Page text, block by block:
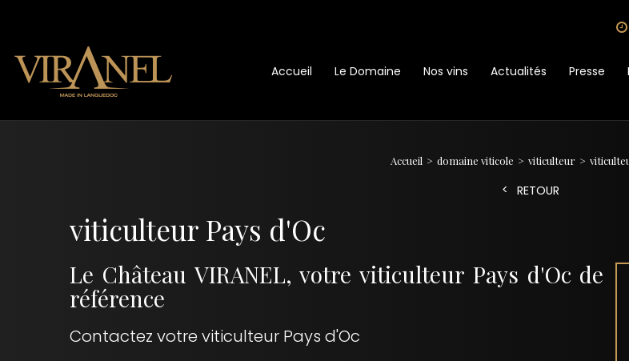
Accueil Le Domaine Nos vins Actualités Presse
Accueil domaine viticole viticulteur
RETOUR
viticulteur Pays d'Oc
Le Château VIRANEL, votre viticulteur Pays d'Oc de
référence
Contactez votre viticulteur Pays d'Oc